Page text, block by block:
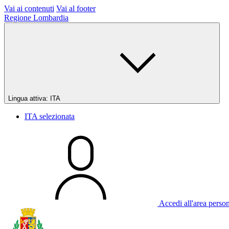
Vai ai contenuti Vai al footer
Regione Lombardia
Lingua attiva: ITA
ITA selezionata
Accedi all'area